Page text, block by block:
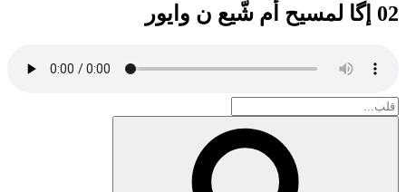
02 إگا لمسيح أم شّيع ن وايور
Search
for: